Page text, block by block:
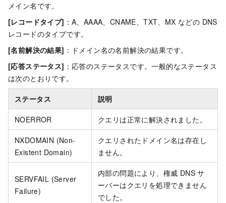
メイン名です。
[レコードタイプ] ：A、AAAA、CNAME、TXT、MX などの DNS
レコードのタイプです。
[名前解決の結果] ：ドメイン名の名前解決の結果です。
[応答ステータス] ：応答のステータスです。一般的なステータス
は次のとおりです。
ステータス 説明
NOERROR クエリは正常に解決されました。
NXDOMAIN (Non-
Existent Domain)
クエリされたドメイン名は存在し
ません。
SERVFAIL (Server
Failure)
内部の問題により、権威 DNS サ
ーバーはクエリを処理できません
でした。